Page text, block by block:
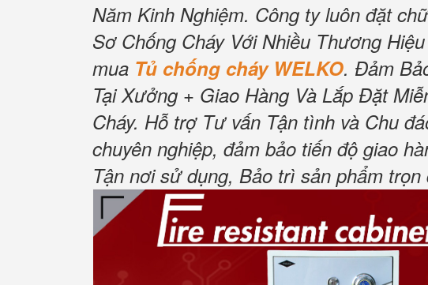
Năm Kinh Nghiệm. Công ty luôn đặt
Sơ Chống Cháy Với Nhiều Thương
mua Tủ chống cháy WELKO. Đảm
Tại Xưởng + Giao Hàng Và Lắp Đặt
Cháy. Hỗ trợ Tư vấn Tận tình và Chu
chuyên nghiệp, đảm bảo tiến độ giao
Tận nơi sử dụng, Bảo trì sản phẩm trọn